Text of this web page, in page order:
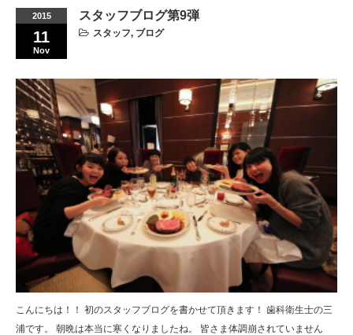
2015
11
Nov
スタッフブログ第9弾
スタッフ, ブログ
こんにちは！！ 初のスタッフブログを書かせて頂きます！ 歯科衛生士の三
浦です。 朝晩は本当に寒くなりましたね。 皆さま体調崩されていません